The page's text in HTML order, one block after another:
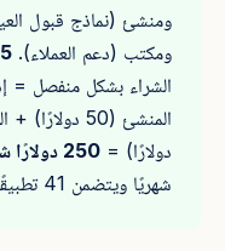
ومنشئ (نماذج قبول
ومكتب (دعم العملاء). Zoho One = 225
دولارًا) = 250 دولارًا شهريًا
شهريًا ويتضمن 41 تطبيقًا آخر إذا احتاجوا إليها لاحقًا.